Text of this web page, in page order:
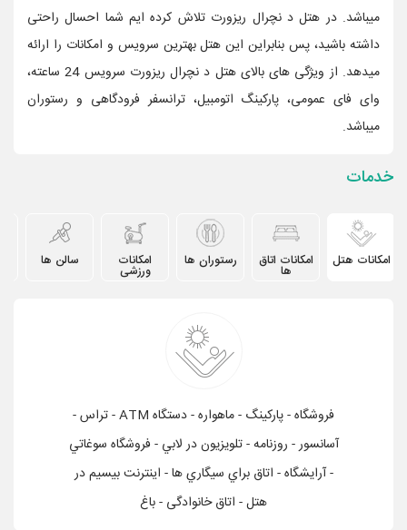
میباشد. در هتل د نچرال ریزورت تلاش کرده ایم شما احسال راحتی
داشته باشید، پس بنابراین این هتل بهترین سرویس و امکانات را ارائه
میدهد. از ویژگی های بالای هتل د نچرال ریزورت سرویس 24 ساعته،
وای فای عمومی، پارکینگ اتومبیل، ترانسفر فرودگاهی و رستوران
میباشد.
خدمات
امکانات هتل امکانات اتاق
ها
رستوران ها امکانات
ورزشی
سالن ها
فروشگاه - پاركينگ - ماهواره - دستگاه ATM - تراس -
آسانسور - روزنامه - تلويزيون در لابي - فروشگاه سوغاتي
- آرايشگاه - اتاق براي سيگاري ها - اینترنت بیسیم در
هتل - اتاق خانوادگی - باغ